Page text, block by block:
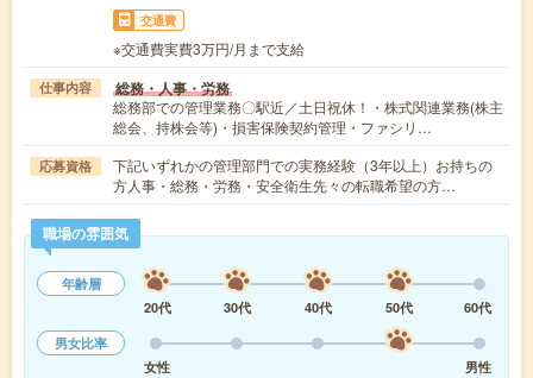
交通費
※交通費実費3万円/月まで支給
仕事内容 総務・人事・労務
総務部での管理業務〇駅近／土日祝休！・株式関連業務(株主
総会、持株会等)・損害保険契約管理・ファシリ…
応募資格
下記いずれかの管理部門での実務経験（3年以上）お持ちの
方人事・総務・労務・安全衛生先々の転職希望の方…
職場の雰囲気
年齢層
20代
30代 40代 50代
60代
男女比率
女性
男性